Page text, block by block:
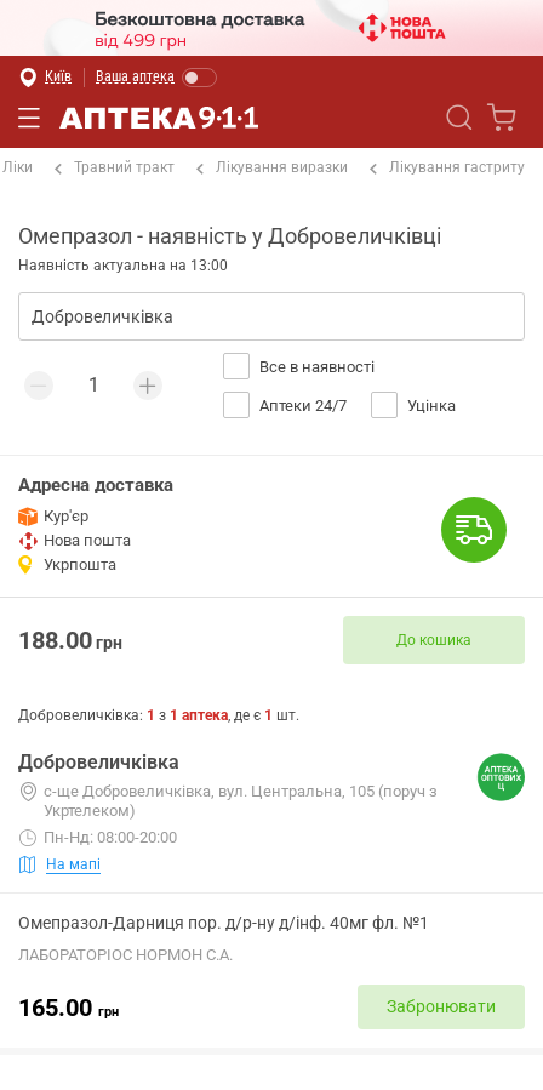
Київ Ваша аптека
Ліки Травний тракт Лікування виразки Лікування гастриту
Омепразол - наявність у Добровеличківці
Наявність актуальна на 13:00
Все в наявності
Аптеки 24/7 Уцінка
Адресна доставка
Кур'єр
Нова пошта
Укрпошта
188.00грн До кошика
Добровеличківка: 1 з 1 аптека, де є 1 шт.
Добровеличківка
с-ще Добровеличківка, вул. Центральна, 105 (поруч з
Укртелеком)
Пн-Нд: 08:00-20:00
На мапі
Омепразол-Дарниця пор. д/р-ну д/інф. 40мг фл. №1
ЛАБОРАТОРІОС НОРМОН С.А.
165.00 грн Забронювати